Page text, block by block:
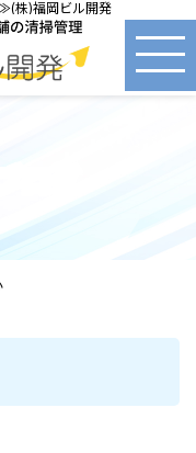
株)福岡ビル開発
ログ